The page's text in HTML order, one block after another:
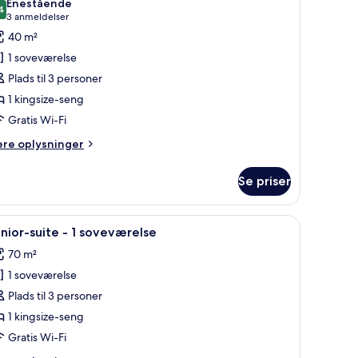
ud af 10
Enestående
3 anmeldelser
(3
anmeldelser)
40 m²
1 soveværelse
Plads til 3 personer
1 kingsize-seng
Gratis Wi-Fi
oplysninger
Se priser
et skrivebord og et fjernsyn. Værelset har udsigt over byen gennem
Et hotelværelse med en stor seng, fjernsyn,
5 suite - 1 soveværelse
70 m²
1 soveværelse
Plads til 3 personer
1 kingsize-seng
Gratis Wi-Fi